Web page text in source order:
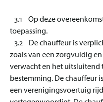
3.1 Op deze
toepassing.
3.2 De chauffeur is
zoals van een zorgvuldig
verwacht en het
bestemming. De chauffeur
een verenigingsvoertuig